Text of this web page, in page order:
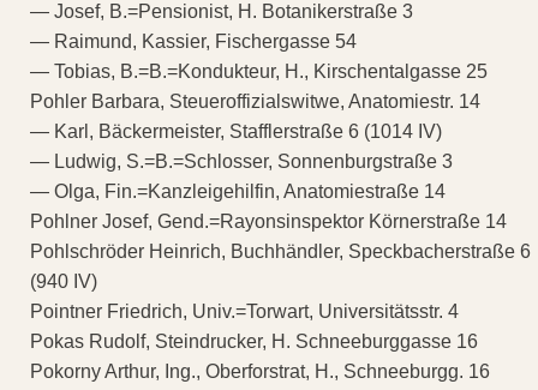
— Josef, B.=Pensionist, H. Botanikerstraße 3
— Raimund, Kassier, Fischergasse 54
— Tobias, B.=B.=Kondukteur, H., Kirschentalgasse 25
Pohler Barbara, Steueroffizialswitwe, Anatomiestr. 14
— Karl, Bäckermeister, Stafflerstraße 6 (1014 IV)
— Ludwig, S.=B.=Schlosser, Sonnenburgstraße 3
— Olga, Fin.=Kanzleigehilfin, Anatomiestraße 14
Pohlner Josef, Gend.=Rayonsinspektor Körnerstraße 14
Pohlschröder Heinrich, Buchhändler, Speckbacherstraße 6
(940 IV)
Pointner Friedrich, Univ.=Torwart, Universitätsstr. 4
Pokas Rudolf, Steindrucker, H. Schneeburggasse 16
Pokorny Arthur, Ing., Oberforstrat, H., Schneeburgg. 16